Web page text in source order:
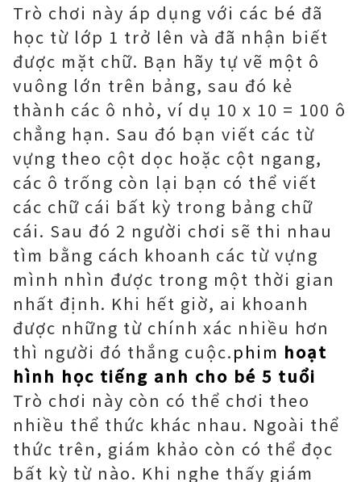
Trò chơi này áp dụng với các bé đã
học từ lớp 1 trở lên và đã nhận biết
được mặt chữ. Bạn hãy tự vẽ một ô
vuông lớn trên bảng, sau đó kẻ
thành các ô nhỏ, ví dụ 10 x 10 = 100 ô
chẳng hạn. Sau đó bạn viết các từ
vựng theo cột dọc hoặc cột ngang,
các ô trống còn lại bạn có thể viết
các chữ cái bất kỳ trong bảng chữ
cái. Sau đó 2 người chơi sẽ thi nhau
tìm bằng cách khoanh các từ vựng
mình nhìn được trong một thời gian
nhất định. Khi hết giờ, ai khoanh
được những từ chính xác nhiều hơn
thì người đó thắng cuộc.phim hoạt
hình học tiếng anh cho bé 5 tuổi
Trò chơi này còn có thể chơi theo
nhiều thể thức khác nhau. Ngoài thể
thức trên, giám khảo còn có thể đọc
bất kỳ từ nào. Khi nghe thấy giám